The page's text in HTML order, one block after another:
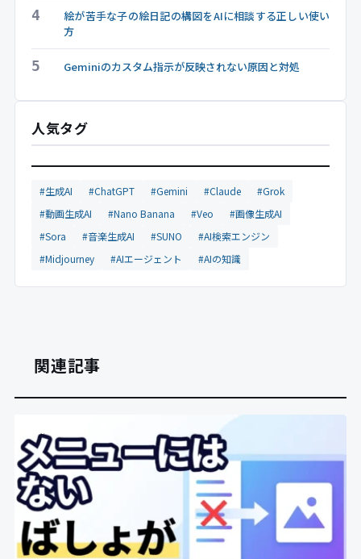
4
絵が苦手な子の絵日記の構図をAIに相談する正しい使い
方
5 Geminiのカスタム指示が反映されない原因と対処
人気タグ
#生成AI #ChatGPT #Gemini #Claude
#Grok
#動画生成AI
#Nano Banana #Veo
#画像生成AI
#Sora
#音楽生成AI #SUNO
#AI検索エンジン
#Midjourney
#AIエージェント #AIの知識
関連記事